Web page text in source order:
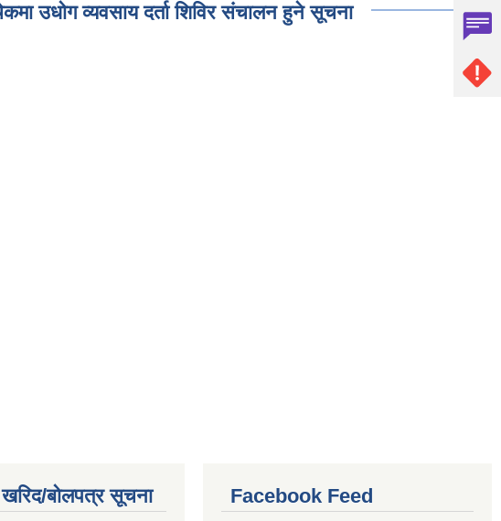
उधोग व्यवसाय दर्ता शिविर संचालन हुने सूचना
खरिद/बोलपत्र सूचना Facebook Feed